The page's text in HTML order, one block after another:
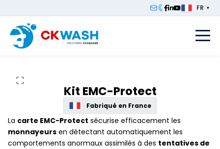
FR ▼
Kit EMC-Protect
Fabriqué en France
La carte EMC-Protect sécurise efficacement les
monnayeurs en détectant automatiquement les
comportements anormaux assimilés à des tentatives de